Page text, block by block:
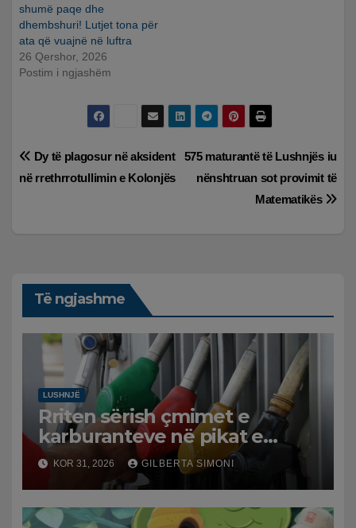
shumë paqe dhe
dhembshuri! Lutjet tona për
ata që vuajnë në luftra
26 Qershor, 2026
Postim i ngjashëm
Lëvizje
575 maturantë të Lushnjës iu
nënshtruan sot provimit të
Matematikës
Dy të plagosur në aksident
në rrethrrotullimin e Kolonjës
Të ngjashme
LUSHNJË
Rriten sërish çmimet e
karburanteve në pikat e
karburanteve në Lushnjë.
Tensionet në Lindjen e
Mesme shtrenjtojnë naftën
dhe benzinën në vend
KOR 31, 2026 GILBERTA SIMONI